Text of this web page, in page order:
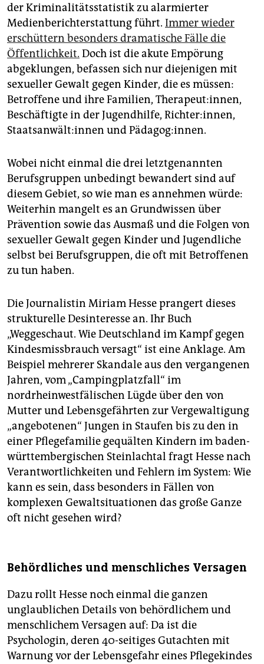
der Kriminalitätsstatistik zu alarmierter
Medienberichterstattung führt. Immer wieder
erschüttern besonders dramatische Fälle die
Öffentlichkeit. Doch ist die akute Empörung
abgeklungen, befassen sich nur diejenigen mit
sexueller Gewalt gegen Kinder, die es müssen:
Betroffene und ihre Familien, Therapeut:innen,
Beschäftigte in der Jugendhilfe, Rich­te­r:in­nen,
Staats­an­wäl­t:in­nen und Pädagog:innen.
Wobei nicht einmal die drei letztgenannten
Berufsgruppen unbedingt bewandert sind auf
diesem Gebiet, so wie man es annehmen würde:
Weiterhin mangelt es an Grundwissen über
Prävention sowie das Ausmaß und die Folgen von
sexueller Gewalt gegen Kinder und Jugendliche
selbst bei Berufsgruppen, die oft mit Betroffenen
zu tun haben.
Die Journalistin Miriam Hesse prangert dieses
strukturelle Desinteresse an. Ihr Buch
„Weggeschaut. Wie Deutschland im Kampf gegen
Kindesmissbrauch versagt“ ist eine Anklage. Am
Beispiel mehrerer Skandale aus den vergangenen
Jahren, vom „Campingplatzfall“ im
nordrheinwestfälischen Lügde über den von
Mutter und Lebensgefährten zur Vergewaltigung
„angebotenen“ Jungen in Staufen bis zu den in
einer Pflegefamilie gequälten Kindern im baden-
württembergischen Steinlachtal fragt Hesse nach
Verantwortlichkeiten und Fehlern im System: Wie
kann es sein, dass besonders in Fällen von
komplexen Gewaltsituationen das große Ganze
oft nicht gesehen wird?
Behördliches und menschliches Versagen
Dazu rollt Hesse noch einmal die ganzen
unglaublichen Details von behördlichem und
menschlichem Versagen auf: Da ist die
Psychologin, deren 40-seitiges Gutachten mit
Warnung vor der Lebensgefahr eines Pflegekindes